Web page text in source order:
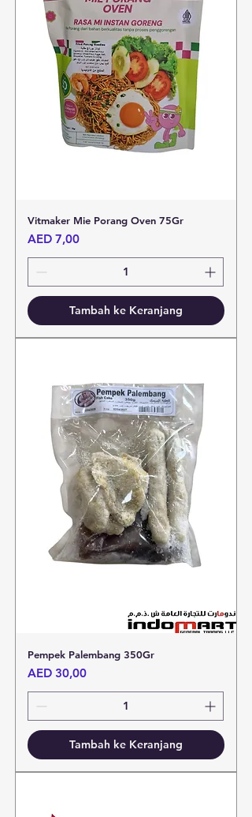
Vitmaker Mie Porang Oven 75Gr
Harga
AED 7,00
Tambah ke Keranjang
Pempek Palembang 350Gr
Harga
AED 30,00
Tambah ke Keranjang